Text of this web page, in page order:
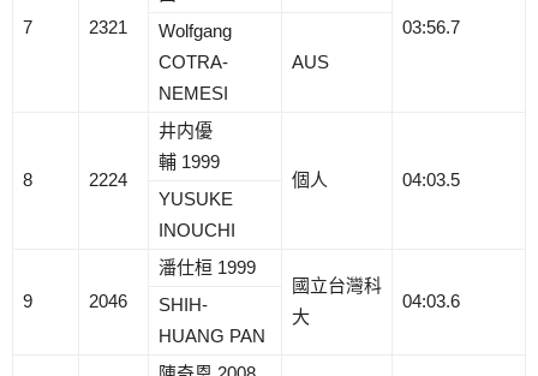
7 2321 03:56.7
Wolfgang
COTRA-
NEMESI
AUS
8 2224
井内優
輔 1999
個人
04:03.5
YUSUKE
INOUCHI
9 2046
潘仕桓 1999
國立台灣科
大
04:03.6
SHIH-
HUANG PAN